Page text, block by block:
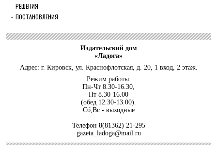
Особенный спортивно-туристский слёт
29 ИЮЛЯ 2026
Юлия Бахир в составе сборной
Ленобласти стала серебряным ...
ОБЩЕСТВО
Трудовой отряд: делаем город чище, а
себя — каждый раз ещ...
Новоселье в поселке Синявино
РЕШЕНИЯ
ПОСТАНОВЛЕНИЯ
Издательский дом
«Ладога»
Адрес: г. Кировск, ул. Краснофлотская, д. 20, 1 вход, 2 этаж.
Режим работы:
Пн-Чт 8.30-16.30,
Пт 8.30-16.00
(обед 12.30-13.00).
Сб,Вс - выходные
Телефон 8(81362) 21-295
gazeta_ladoga@mail.ru